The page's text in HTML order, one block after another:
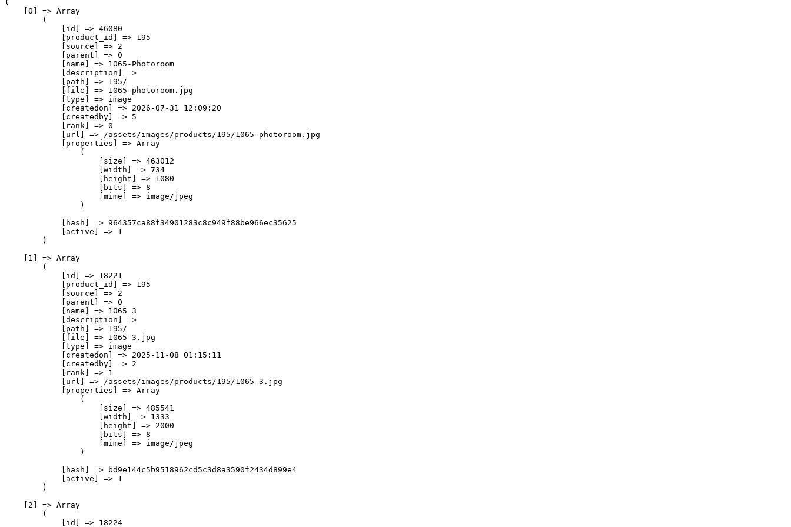
(
    [0] => Array
        (
            [id] => 46080
            [product_id] => 195
            [source] => 2
            [parent] => 0
            [name] => 1065-Photoroom
            [description] =>
            [path] => 195/
            [file] => 1065-photoroom.jpg
            [type] => image
            [createdon] => 2026-07-31 12:09:20
            [createdby] => 5
            [rank] => 0
            [url] => /assets/images/products/195/1065-photoroom.jpg
            [properties] => Array
                (
                    [size] => 463012
                    [width] => 734
                    [height] => 1080
                    [bits] => 8
                    [mime] => image/jpeg
                )
            [hash] => 964357ca88f34901283c8c949f88be966ec35625
            [active] => 1
        )
    [1] => Array
        (
            [id] => 18221
            [product_id] => 195
            [source] => 2
            [parent] => 0
            [name] => 1065_3
            [description] =>
            [path] => 195/
            [file] => 1065-3.jpg
            [type] => image
            [createdon] => 2025-11-08 01:15:11
            [createdby] => 2
            [rank] => 1
            [url] => /assets/images/products/195/1065-3.jpg
            [properties] => Array
                (
                    [size] => 485541
                    [width] => 1333
                    [height] => 2000
                    [bits] => 8
                    [mime] => image/jpeg
                )
            [hash] => bd9e144c5b9518962cd5c3d8a3590f2434d899e4
            [active] => 1
        )
    [2] => Array
        (
            [id] => 18224